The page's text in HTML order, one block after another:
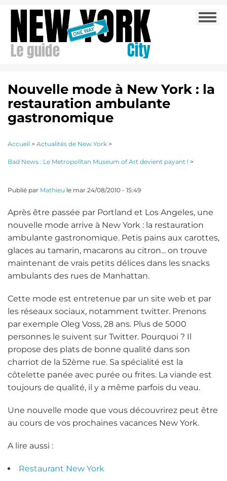
Aller
contenu
principal
Nouvelle mode à New York : la
restauration ambulante
gastronomique
Accueil > Actualités de New York >
Bad News : Le Metropolitan Museum of Art devient payant ! >
Publié par Mathieu le mar 24/08/2010 - 15:49
Après être passée par Portland et Los Angeles, une
nouvelle mode arrive à New York : la restauration
ambulante gastronomique. Petis pains aux carottes,
glaces au tamarin, macarons au citron... on trouve
maintenant de vrais petits délices dans les snacks
ambulants des rues de Manhattan.
Cette mode est entretenue par un site web et par
les réseaux sociaux, notamment twitter. Prenons
par exemple Oleg Voss, 28 ans. Plus de 5000
personnes le suivent sur Twitter. Pourquoi ? Il
propose des plats de bonne qualité dans son
charriot de la 52ème rue. Sa spécialité est la
côtelette panée avec purée ou frites. La viande est
toujours de qualité, il y a même parfois du veau.
Une nouvelle mode que vous découvrirez peut être
au cours de vos prochaines vacances New York.
A lire aussi :
Restaurant New York